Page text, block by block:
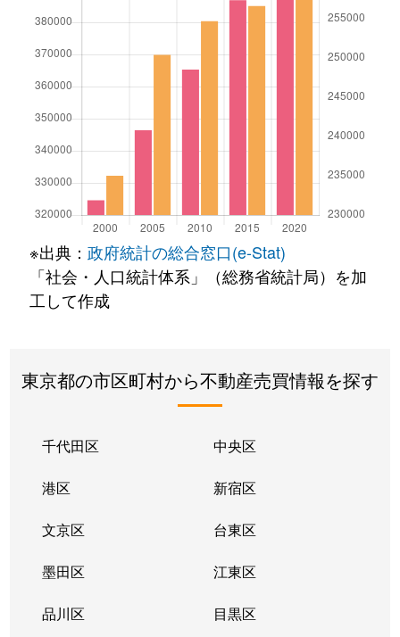
※出典： 政府統計の総合窓口(e-Stat)
「社会・人口統計体系」（総務省統計局）を加
工して作成
東京都の市区町村から不動産売買情報を探す
千代田区 中央区
港区 新宿区
文京区 台東区
墨田区 江東区
品川区 目黒区